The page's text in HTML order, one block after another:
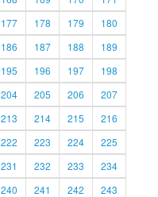
177 178 179
180
186 187 188
189
195 196 197
198
204 205 206
207
213 214 215
216
222 223 224
225
231 232 233
234
240 241 242
243